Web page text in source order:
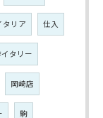
タリア 仕入
タリー
岡崎店
駒